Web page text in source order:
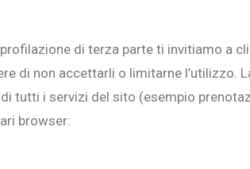
di terza parte ti invitiamo a
di non accettarli o limitarne l’utilizzo.
tutti i servizi del sito (esempio
browser: